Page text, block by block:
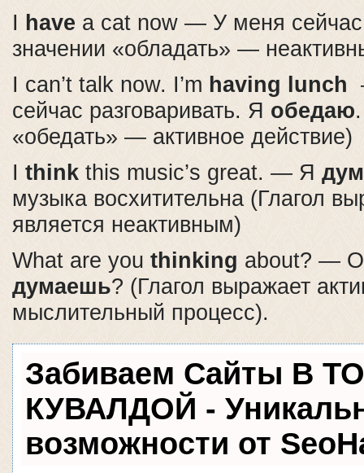
I have a cat now — У меня
значении «обладать» —
I can’t talk now. I’m having lunch
сейчас разговаривать. Я обедаю
«обедать» — активное действие)
I think this music’s great. — Я
музыка восхитительна (Глагол
является неактивным)
What are you thinking about? —
думаешь? (Глагол выражает
мыслительный процесс).
Забиваем Сайты В
КУВАЛДОЙ -
возможности от